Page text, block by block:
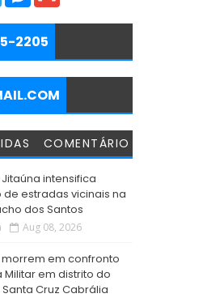
e
g
a
m
s
e
g
e
r
i
2205
COMENTÁRIO
intensifica
estradas vicinais na
dos Santos
Aug 08, 2026
em confronto
Militar em distrito do
Cruz Cabrália